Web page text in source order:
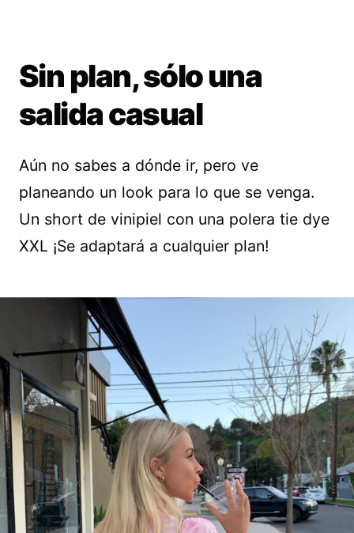
Sin plan, sólo una
salida casual
Aún no sabes a dónde ir, pero ve
planeando un look para lo que se venga.
Un short de vinipiel con una polera tie dye
XXL ¡Se adaptará a cualquier plan!